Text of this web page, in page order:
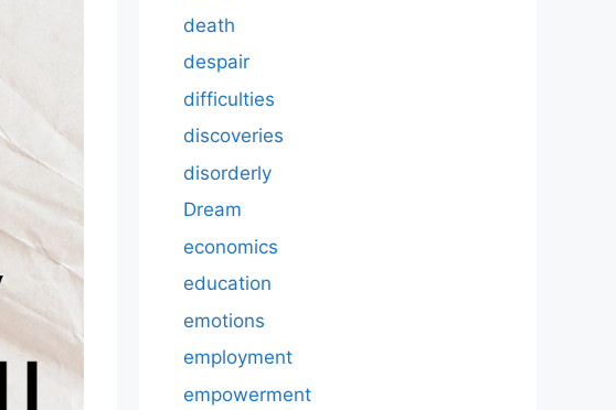
death
despair
difficulties
discoveries
disorderly
Dream
economics
education
emotions
employment
empowerment